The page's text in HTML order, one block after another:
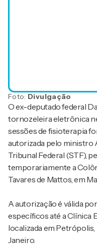
Foto: Divulgação
O ex-deputado federal
tornozeleira eletrônica
sessões de fisioterapia
autorizada pelo ministro
Tribunal Federal (STF),
temporariamente a
Tavares de Mattos, em
A autorização é válida
específicos até a Clínica
localizada em Petrópolis,
Janeiro.